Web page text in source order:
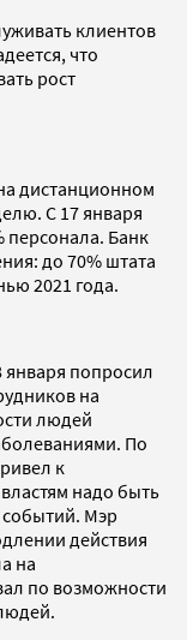
клиентов
что
рост
дистанционном
С 17 января
персонала. Банк
до 70% штата
2021 года.
попросил
на
людей
По
к
надо быть
Мэр
действия
на
по возможности